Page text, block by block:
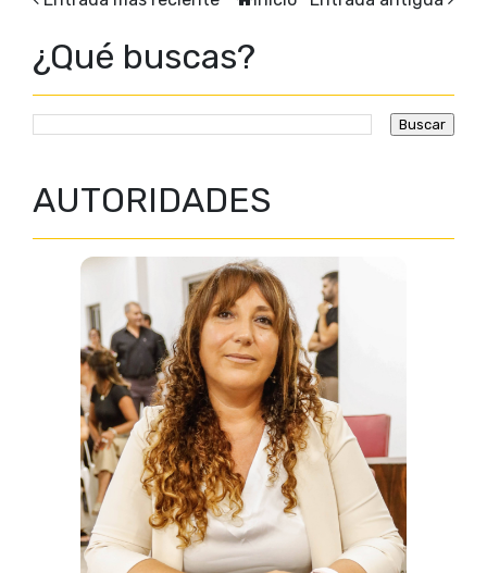
¿Qué buscas?
AUTORIDADES